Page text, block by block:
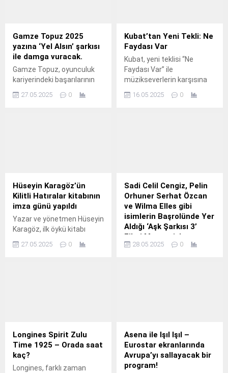
Gamze Topuz 2025
yazına ‘Yel Alsın’ şarkısı
ile damga vuracak.
Gamze Topuz, oyunculuk
kariyerindeki başarılarının
"Yel Alsın" adlı şarkısıyla
27.05.2025 0
Kubat’tan Yeni Tekli: Ne
Faydası Var
Kubat, yeni teklisi “Ne
Faydası Var” ile
müzikseverlerin karşısına
16.05.2025 0
Hüseyin Karagöz’ün
Kilitli Hatıralar kitabının
imza günü yapıldı
Yazar ve yönetmen Hüseyin
Karagöz, ilk öykü kitabı
dünyasına giriş yaptı.
27.05.2025 0
Sadi Celil Cengiz, Pelin
Orhuner Serhat Özcan
ve Wilma Elles gibi
isimlerin Başrolünde Yer
Aldığı ‘Aşk Şarkısı 3’
Filmi Marmaris’te
Çekiliyor
28.05.2025 0
Longines Spirit Zulu
Time 1925 – Orada saat
kaç?
Longines, farklı zaman
Asena ile Işıl Işıl –
Eurostar ekranlarında
Avrupa’yı sallayacak bir
program!